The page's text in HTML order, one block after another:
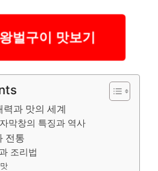
벌구이 맛보기
과 맛의 세계
막창의 특징과 역사
전통
조리법